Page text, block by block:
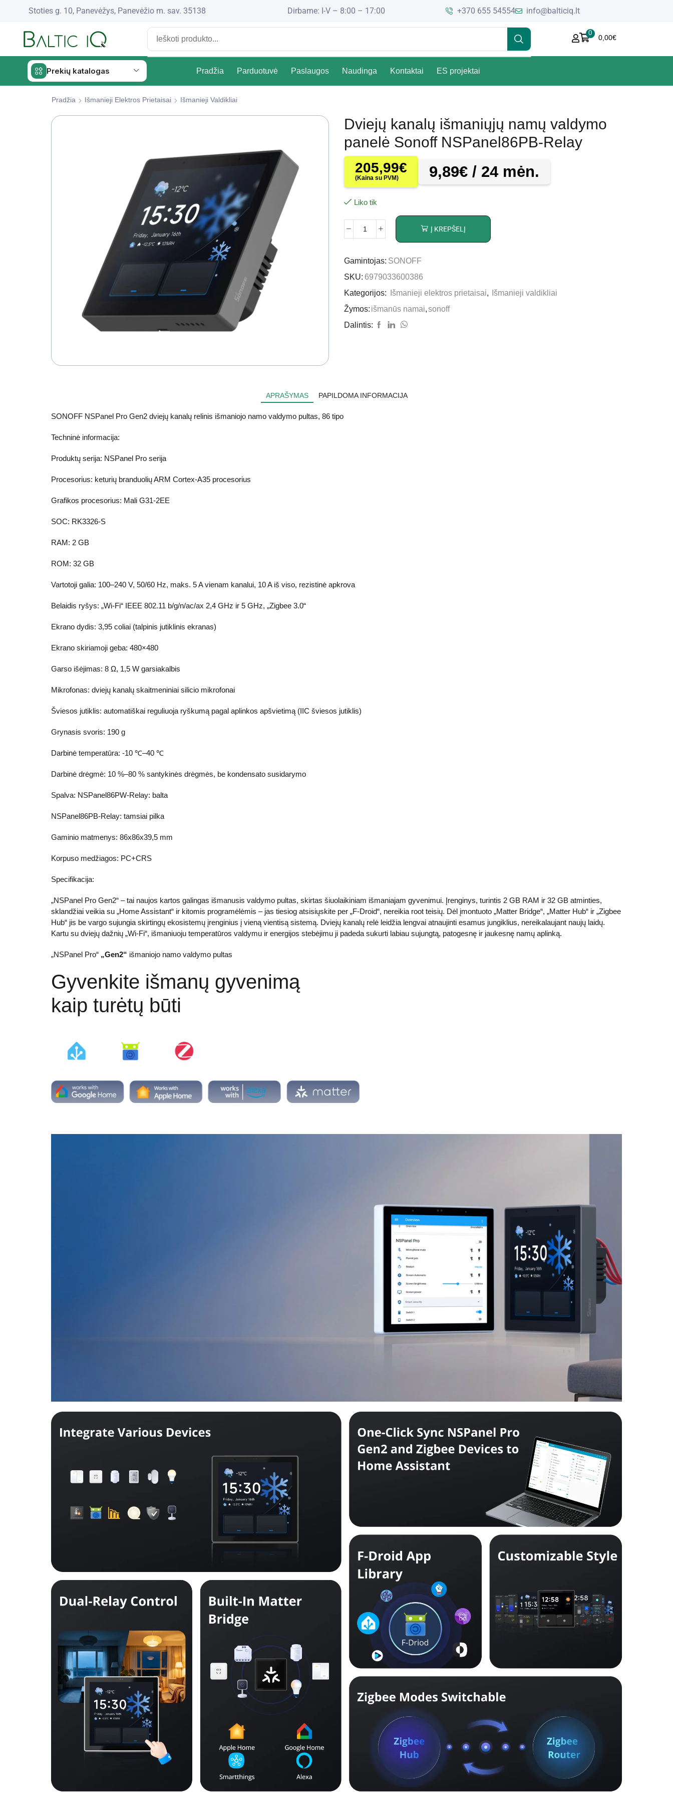
Stoties g. 10, Panevėžys, Panevėžio m. sav. 35138 Dirbame: I-V – 8:00 – 17:00 +370 655 54554 info@balticiq.lt
0
0,00€
Prekių katalogas Pradžia Parduotuvė Paslaugos Naudinga Kontaktai ES projektai
Pradžia Išmanieji Elektros Prietaisai Išmanieji Valdikliai
Dviejų kanalų išmaniųjų namų valdymo
panelė Sonoff NSPanel86PB-Relay
205,99€
(Kaina su PVM) 9,89€ / 24 mėn.
Liko tik
Į KREPŠELĮ
Gamintojas: SONOFF
SKU: 6979033600386
Kategorijos:
Išmanieji elektros prietaisai,
Išmanieji valdikliai
Žymos: išmanūs namai,sonoff
Dalintis:
APRAŠYMAS PAPILDOMA INFORMACIJA
SONOFF NSPanel Pro Gen2 dviejų kanalų relinis išmaniojo namo valdymo pultas, 86 tipo
Techninė informacija:
Produktų serija: NSPanel Pro serija
Procesorius: keturių branduolių ARM Cortex-A35 procesorius
Grafikos procesorius: Mali G31-2EE
SOC: RK3326-S
RAM: 2 GB
ROM: 32 GB
Vartotoji galia: 100–240 V, 50/60 Hz, maks. 5 A vienam kanalui, 10 A iš viso, rezistinė apkrova
Belaidis ryšys: „Wi-Fi“ IEEE 802.11 b/g/n/ac/ax 2,4 GHz ir 5 GHz, „Zigbee 3.0“
Ekrano dydis: 3,95 coliai (talpinis jutiklinis ekranas)
Ekrano skiriamoji geba: 480×480
Garso išėjimas: 8 Ω, 1,5 W garsiakalbis
Mikrofonas: dviejų kanalų skaitmeniniai silicio mikrofonai
Šviesos jutiklis: automatiškai reguliuoja ryškumą pagal aplinkos apšvietimą (IIC šviesos jutiklis)
Grynasis svoris: 190 g
Darbinė temperatūra: -10 ℃–40 ℃
Darbinė drėgmė: 10 %–80 % santykinės drėgmės, be kondensato susidarymo
Spalva: NSPanel86PW-Relay: balta
NSPanel86PB-Relay: tamsiai pilka
Gaminio matmenys: 86x86x39,5 mm
Korpuso medžiagos: PC+CRS
Specifikacija:
„NSPanel Pro Gen2“ – tai naujos kartos galingas išmanusis valdymo pultas, skirtas šiuolaikiniam išmaniajam gyvenimui. Įrenginys, turintis 2 GB RAM ir 32 GB atminties,
sklandžiai veikia su „Home Assistant“ ir kitomis programėlėmis – jas tiesiog atsisiųskite per „F-Droid“, nereikia root teisių. Dėl įmontuoto „Matter Bridge“, „Matter Hub“ ir „Zigbee
Hub“ jis be vargo sujungia skirtingų ekosistemų įrenginius į vieną vientisą sistemą. Dviejų kanalų relė leidžia lengvai atnaujinti esamus jungiklius, nereikalaujant naujų laidų.
Kartu su dviejų dažnių „Wi-Fi“, išmaniuoju temperatūros valdymu ir energijos stebėjimu ji padeda sukurti labiau sujungtą, patogesnę ir jaukesnę namų aplinką.
„NSPanel Pro“ „Gen2“ išmaniojo namo valdymo pultas
Gyvenkite išmanų gyvenimą
kaip turėtų būti